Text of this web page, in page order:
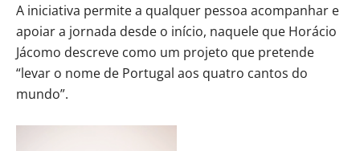
A iniciativa permite a qualquer pessoa acompanhar e
apoiar a jornada desde o início, naquele que Horácio
Jácomo descreve como um projeto que pretende
“levar o nome de Portugal aos quatro cantos do
mundo”.